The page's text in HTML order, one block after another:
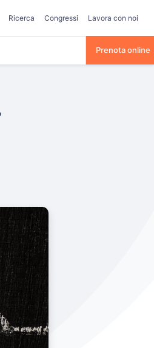
Ricerca Congressi Lavora con noi
Prenota online